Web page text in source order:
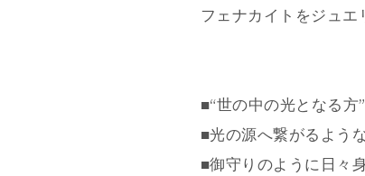
フェナカイトをジュ
■“世の中の光となる方
■光の源へ繋がるよう
■御守りのように日々